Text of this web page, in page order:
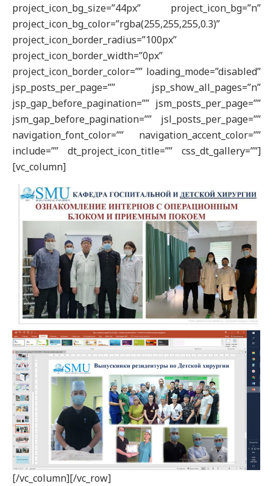
project_icon_bg_size=”44px” project_icon_bg=”n”
project_icon_bg_color=”rgba(255,255,255,0.3)”
project_icon_border_radius=”100px”
project_icon_border_width=”0px”
project_icon_border_color=”” loading_mode=”disabled”
jsp_posts_per_page=”” jsp_show_all_pages=”n”
jsp_gap_before_pagination=”” jsm_posts_per_page=””
jsm_gap_before_pagination=”” jsl_posts_per_page=””
navigation_font_color=”” navigation_accent_color=””
include=”” dt_project_icon_title=”” css_dt_gallery=””]
[vc_column]
[/vc_column][/vc_row]